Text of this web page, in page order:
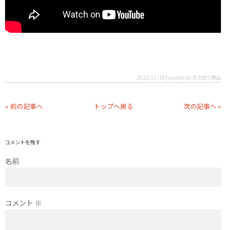
2022/11/28 | posted by 花太郎 | 商品
« 前の記事へ トップへ戻る 次の記事へ »
コメントを残す
名前
コメント ※